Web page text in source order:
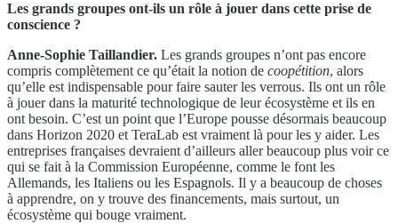
Les grands groupes ont-ils un rôle à jouer dans cette prise de
conscience ?
Anne-Sophie Taillandier. Les grands groupes n’ont pas encore
compris complètement ce qu’était la notion de coopétition, alors
qu’elle est indispensable pour faire sauter les verrous. Ils ont un rôle
à jouer dans la maturité technologique de leur écosystème et ils en
ont besoin. C’est un point que l’Europe pousse désormais beaucoup
dans Horizon 2020 et TeraLab est vraiment là pour les y aider. Les
entreprises françaises devraient d’ailleurs aller beaucoup plus voir ce
qui se fait à la Commission Européenne, comme le font les
Allemands, les Italiens ou les Espagnols. Il y a beaucoup de choses
à apprendre, on y trouve des financements, mais surtout, un
écosystème qui bouge vraiment.